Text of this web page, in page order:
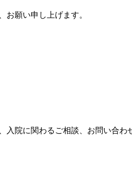
願い申し上げます。
院に関わるご相談、お問い合わ